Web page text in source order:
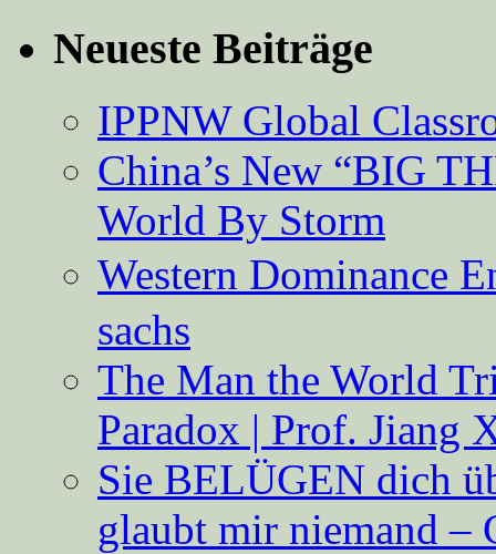
Neueste Beiträge
IPPNW Global
China’s New “BIG
World By Storm
Western Dominance
sachs
The Man the World
Paradox | Prof. Jiang
Sie BELÜGEN dich
glaubt mir niemand –